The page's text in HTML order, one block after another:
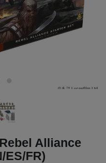
Alliance
ES/FR)